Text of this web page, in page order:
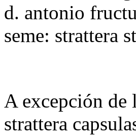
d. antonio
seme: strattera
A excepción de
strattera